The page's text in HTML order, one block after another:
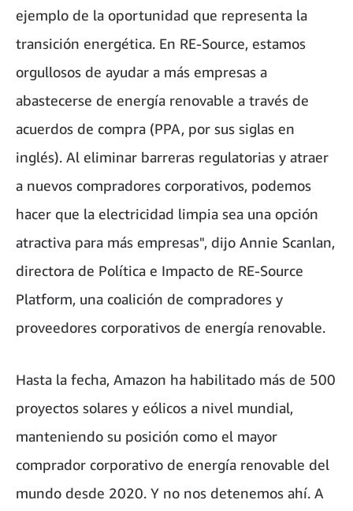
ejemplo de la oportunidad que representa la
transición energética. En RE-Source, estamos
orgullosos de ayudar a más empresas a
abastecerse de energía renovable a través de
acuerdos de compra (PPA, por sus siglas en
inglés). Al eliminar barreras regulatorias y atraer
a nuevos compradores corporativos, podemos
hacer que la electricidad limpia sea una opción
atractiva para más empresas", dijo Annie Scanlan,
directora de Política e Impacto de RE-Source
Platform, una coalición de compradores y
proveedores corporativos de energía renovable.
Hasta la fecha, Amazon ha habilitado más de 500
proyectos solares y eólicos a nivel mundial,
manteniendo su posición como el mayor
comprador corporativo de energía renovable del
mundo desde 2020. Y no nos detenemos ahí. A